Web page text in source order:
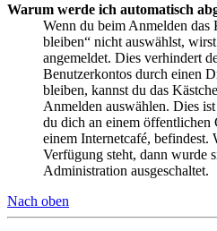
Warum werde ich automatisch
Wenn du beim Anmelden
bleiben“ nicht auswählst,
angemeldet. Dies verhindert
Benutzerkontos durch einen
bleiben, kannst du das
Anmelden auswählen. Dies
du dich an einem öffentlichen
einem Internetcafé, befindest.
Verfügung steht, dann wurde
Administration ausgeschaltet.
Nach oben